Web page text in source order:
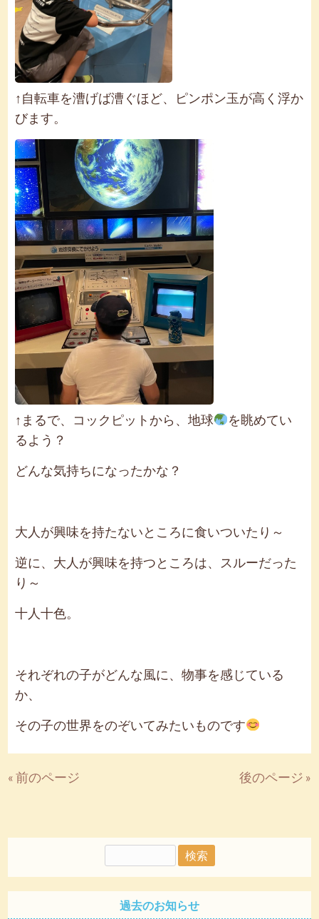
↑自転車を漕げば漕ぐほど、ピンポン玉が高く浮か
びます。
↑まるで、コックピットから、地球
を眺めてい
るよう？
どんな気持ちになったかな？
大人が興味を持たないところに食いついたり～
逆に、大人が興味を持つところは、スルーだった
り～
十人十色。
それぞれの子がどんな風に、物事を感じている
か、
その子の世界をのぞいてみたいものです
« 前のページ 後のページ »
過去のお知らせ